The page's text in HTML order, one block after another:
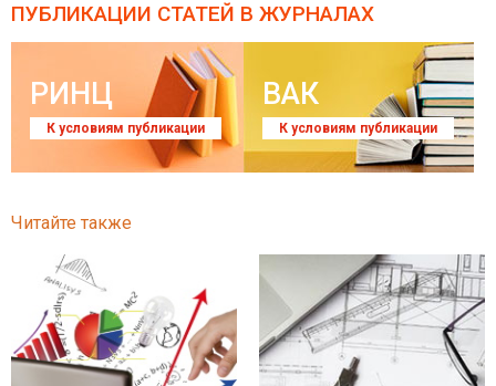
ПУБЛИКАЦИИ СТАТЕЙ В ЖУРНАЛАХ
РИНЦ
К условиям публикации
ВАК
К условиям публикации
Читайте также